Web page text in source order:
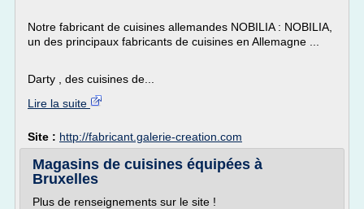
Notre fabricant de cuisines allemandes NOBILIA : NOBILIA,
un des principaux fabricants de cuisines en Allemagne ...
Darty , des cuisines de...
Lire la suite
Site : http://fabricant.galerie-creation.com
Magasins de cuisines équipées à
Bruxelles
Plus de renseignements sur le site !